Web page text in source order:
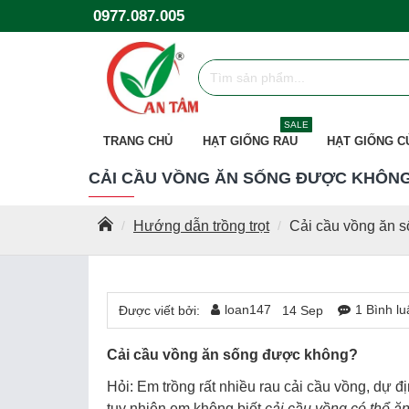
0977.087.005
TRANG CHỦ HẠT GIỐNG RAU
SALE
HẠT GIỐNG
Hướng dẫn trồng trọt Cải cầu vồng ăn
CẢI CẦU VỒNG ĂN SỐNG ĐƯỢC
Được viết bởi: loan147 14 Sep 1 Bình
Cải cầu vồng ăn sống được không?
Hỏi: Em trồng rất nhiều rau cải cầu vồng, dự